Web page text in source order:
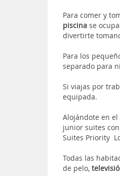
Para comer y
piscina se
divertirte
Para los
separado para
Si viajas por
equipada.
Alojándote en el
junior suites
Suites Priority
Todas las
de pelo,